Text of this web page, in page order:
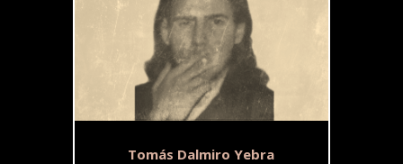
Tomás Dalmiro Yebra